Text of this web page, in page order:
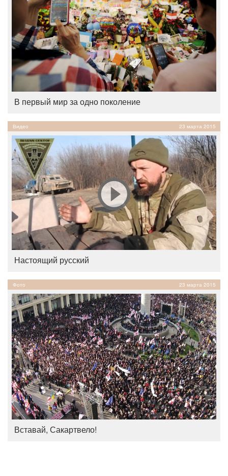
В первый мир за одно поколение
Видео 23 марта 2015
Настоящий русский
Фото 23 марта 2015
Вставай, Сакартвело!